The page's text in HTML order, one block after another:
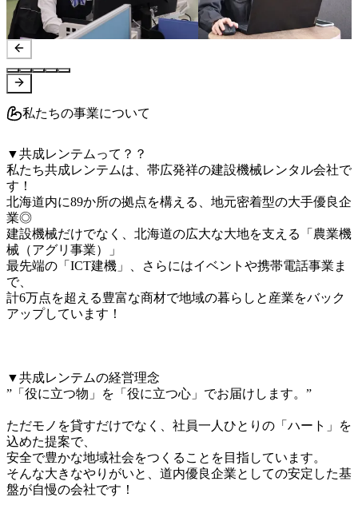
私たちの事業について
▼共成レンテムって？？
私たち共成レンテムは、帯広発祥の建設機械レンタル会社で
す！
北海道内に89か所の拠点を構える、地元密着型の大手優良企
業◎
建設機械だけでなく、北海道の広大な大地を支える「農業機
械（アグリ事業）」
最先端の「ICT建機」、さらにはイベントや携帯電話事業ま
で、
計6万点を超える豊富な商材で地域の暮らしと産業をバック
アップしています！
▼共成レンテムの経営理念
”「役に立つ物」を「役に立つ心」でお届けします。”
ただモノを貸すだけでなく、社員一人ひとりの「ハート」を
込めた提案で、
安全で豊かな地域社会をつくることを目指しています。
そんな大きなやりがいと、道内優良企業としての安定した基
盤が自慢の会社です！